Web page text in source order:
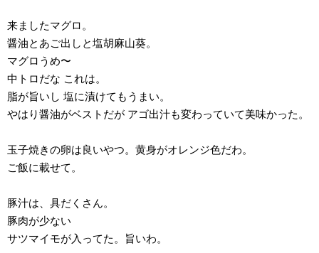
来ましたマグロ。
醤油とあご出しと塩胡麻山葵。
マグロうめ〜
中トロだな これは。
脂が旨いし 塩に漬けてもうまい。
やはり醤油がベストだが アゴ出汁も変わっていて美味かった。
玉子焼きの卵は良いやつ。黄身がオレンジ色だわ。
ご飯に載せて。
豚汁は、具だくさん。
豚肉が少ない
サツマイモが入ってた。旨いわ。